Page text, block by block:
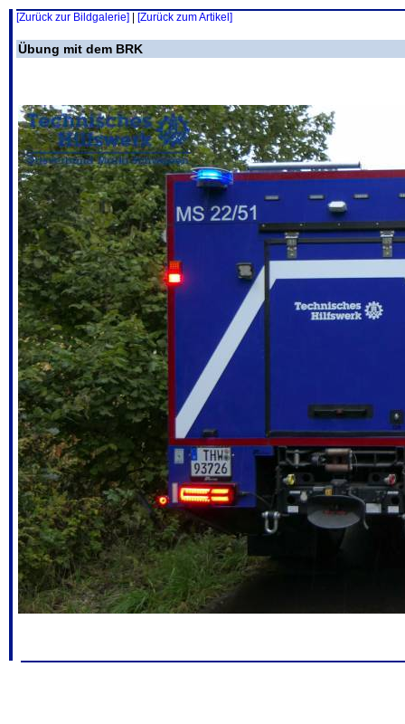
[Zurück zur Bildgalerie] [Zurück zum Artikel]
Übung mit dem BRK